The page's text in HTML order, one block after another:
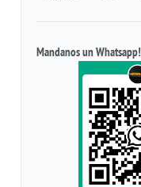
Mandanos un Whatsapp!